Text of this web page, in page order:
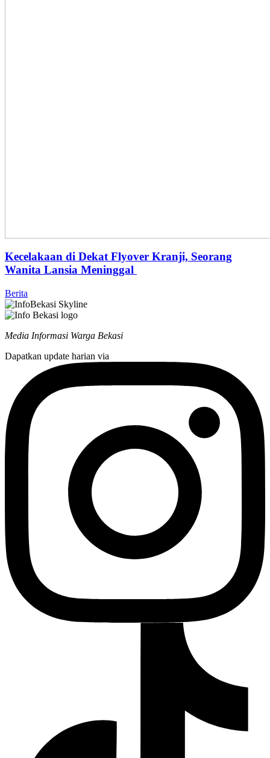
Kecelakaan di Dekat Flyover Kranji, Seorang
Wanita Lansia Meninggal
Berita
Media Informasi Warga Bekasi
Dapatkan update harian via